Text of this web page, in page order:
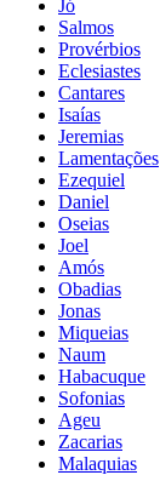
Jó
Salmos
Provérbios
Eclesiastes
Cantares
Isaías
Jeremias
Lamentações
Ezequiel
Daniel
Oseias
Joel
Amós
Obadias
Jonas
Miqueias
Naum
Habacuque
Sofonias
Ageu
Zacarias
Malaquias